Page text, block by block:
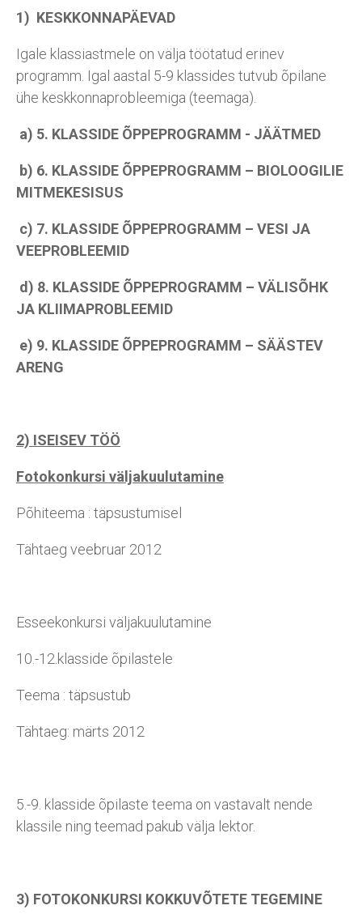
1) KESKKONNAPÄEVAD
Igale klassiastmele on välja töötatud erinev
programm. Igal aastal 5-9 klassides tutvub õpilane
ühe keskkonnaprobleemiga (teemaga).
a) 5. KLASSIDE ÕPPEPROGRAMM - JÄÄTMED
b) 6. KLASSIDE ÕPPEPROGRAMM – BIOLOOGILIE
MITMEKESISUS
c) 7. KLASSIDE ÕPPEPROGRAMM – VESI JA
VEEPROBLEEMID
d) 8. KLASSIDE ÕPPEPROGRAMM – VÄLISÕHK
JA KLIIMAPROBLEEMID
e) 9. KLASSIDE ÕPPEPROGRAMM – SÄÄSTEV
ARENG
2) ISEISEV TÖÖ
Fotokonkursi väljakuulutamine
Põhiteema : täpsustumisel
Tähtaeg veebruar 2012
Esseekonkursi väljakuulutamine
10.-12.klasside õpilastele
Teema : täpsustub
Tähtaeg: märts 2012
5.-9. klasside õpilaste teema on vastavalt nende
klassile ning teemad pakub välja lektor.
3) FOTOKONKURSI KOKKUVÕTETE TEGEMINE